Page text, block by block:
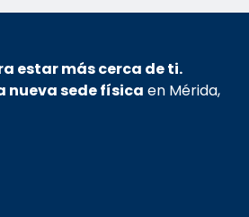
estar más cerca de ti.
nueva sede física en Mérida,